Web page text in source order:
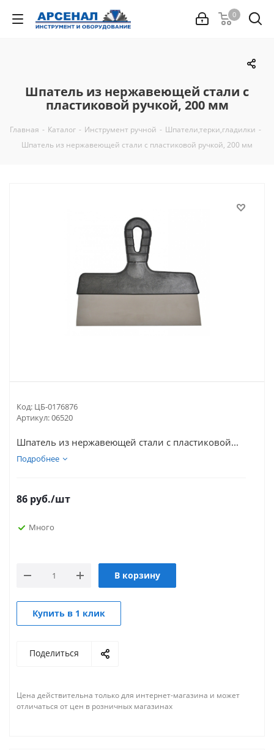
0
Шпатель из нержавеющей стали с
пластиковой ручкой, 200 мм
Главная - Каталог - Инструмент ручной - Шпатели,терки,гладилки -
Шпатель из нержавеющей стали с пластиковой ручкой, 200 мм
Код: ЦБ-0176876
Артикул:06520
Шпатель из нержавеющей стали с пластиковой...
Подробнее
86 руб./шт
Много
В корзину
Купить в 1 клик
Поделиться
Цена действительна только для интернет-магазина и может
отличаться от цен в розничных магазинах